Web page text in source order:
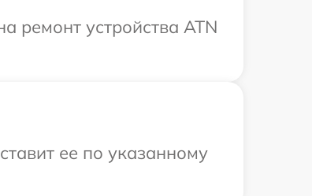
ремонт устройства ATN
ее по указанному